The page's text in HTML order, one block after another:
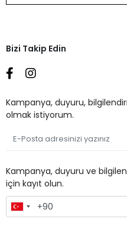
Bizi Takip Edin
Kampanya, duyuru,
olmak istiyorum.
Kampanya, duyuru ve
için kayıt olun.